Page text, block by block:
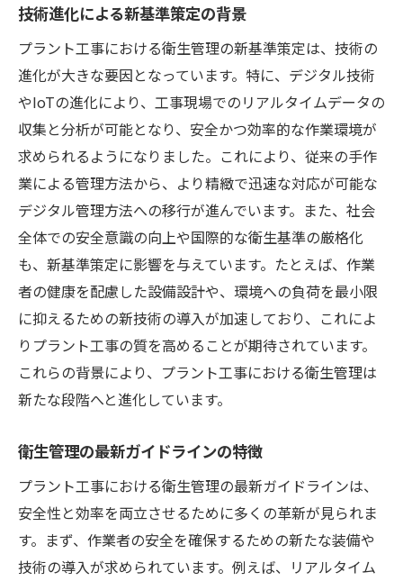
最新技術による作業環境の改善
プラント工事におけるリモートモニタリン
グの活用
自動化技術が衛生管理に与える影響
先進的材料の使用による衛生メリット
技術革新がもたらす安全性の向上
効率と安全を両立するプラント工事の衛生管理
戦略
衛生管理戦略の設計プロセス
効率化を図るためのベストプラクティス
安全性向上を実現する管理方法
現場での衛生リスク評価の重要性
効率と安全を高めるためのチームワーク
プラント工事現場で求められる新たな衛生管理
ガイドライン
ガイドライン策定のプロセスと要件
業界標準と法令の最新情報
現場でのガイドライン実施の課題
技術進化による新基準策定の背景
プラント工事における衛生管理の新基準策定は、技術の
進化が大きな要因となっています。特に、デジタル技術
やIoTの進化により、工事現場でのリアルタイムデータの
収集と分析が可能となり、安全かつ効率的な作業環境が
求められるようになりました。これにより、従来の手作
業による管理方法から、より精緻で迅速な対応が可能な
デジタル管理方法への移行が進んでいます。また、社会
全体での安全意識の向上や国際的な衛生基準の厳格化
も、新基準策定に影響を与えています。たとえば、作業
者の健康を配慮した設備設計や、環境への負荷を最小限
に抑えるための新技術の導入が加速しており、これによ
りプラント工事の質を高めることが期待されています。
これらの背景により、プラント工事における衛生管理は
新たな段階へと進化しています。
衛生管理の最新ガイドラインの特徴
プラント工事における衛生管理の最新ガイドラインは、
安全性と効率を両立させるために多くの革新が見られま
す。まず、作業者の安全を確保するための新たな装備や
技術の導入が求められています。例えば、リアルタイム